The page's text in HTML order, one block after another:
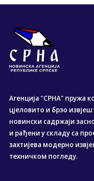
Агенција "СРНА" пружа
цјеловито и брзо
новински садржаји
и рађени у складу са
захтијева модерно
техничком погледу.